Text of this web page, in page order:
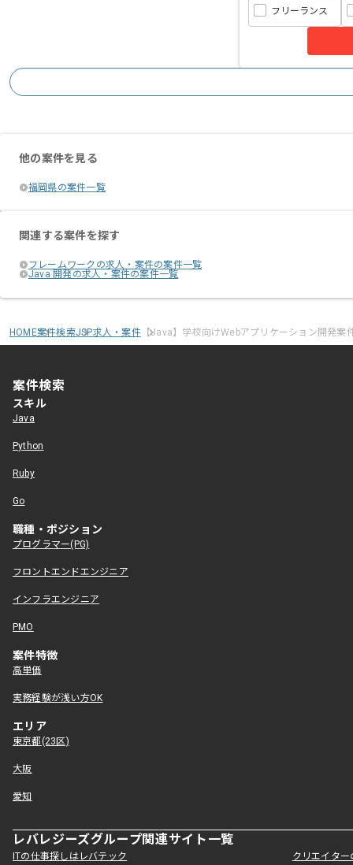
フリーランス
他の案件を見る
福岡県の案件一覧
関連する案件を探す
フレームワークの求人・案件の案件一覧
Java 開発の求人・案件の案件一覧
HOME案件検索JSP求人・案件【Java】学校向けWebアプリケーション開発案
案件検索
スキル
Java
Python
Ruby
Go
職種・ポジション
プログラマー(PG)
フロントエンドエンジニア
インフラエンジニア
PMO
案件特徴
高単価
実務経験が浅い方OK
エリア
東京都(23区)
大阪
愛知
レバレジーズグループ関連サイト一覧
ITの仕事探しはレバテック クリエイタ